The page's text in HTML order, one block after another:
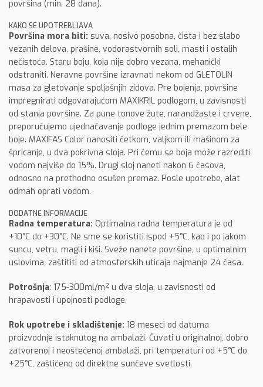
površina (min. 28 dana).
KAKO SE UPOTREBLJAVA
Površina mora biti: suva, nosivo posobna, čista i bez slabo
vezanih delova, prašine, vodorastvornih soli, masti i ostalih
nečistoća. Staru boju, koja nije dobro vezana, mehanički
odstraniti. Neravne površine izravnati nekom od GLETOLIN
masa za gletovanje spoljašnjih zidova. Pre bojenja, površine
impregnirati odgovarajućom MAXIKRIL podlogom, u zavisnosti
od stanja površine. Za pune tonove žute, narandžaste i crvene,
preporučujemo ujednačavanje podloge jednim premazom bele
boje. MAXIFAS Color nanositi četkom, valjkom ili mašinom za
špricanje, u dva pokrivna sloja. Pri čemu se boja može razrediti
vodom najviše do 15%. Drugi sloj naneti nakon 6 časova,
odnosno na prethodno osušen premaz. Posle upotrebe, alat
odmah oprati vodom.
DODATNE INFORMACIJE
Radna temperatura: Optimalna radna temperatura je od
+10°C do +30°C. Ne sme se koristiti ispod +5°C, kao i po jakom
suncu, vetru, magli i kiši. Sveže nanete površine, u optimalnim
uslovima, zaštititi od atmosferskih uticaja najmanje 24 časa.
Potrošnja: 175-300ml/m² u dva sloja, u zavisnosti od
hrapavosti i upojnosti podloge.
Rok upotrebe i skladištenje: 18 meseci od datuma
proizvodnje istaknutog na ambalaži. Čuvati u originalnoj, dobro
zatvorenoj i neoštećenoj ambalaži, pri temperaturi od +5°C do
+25°C, zaštićeno od direktne sunčeve svetlosti.